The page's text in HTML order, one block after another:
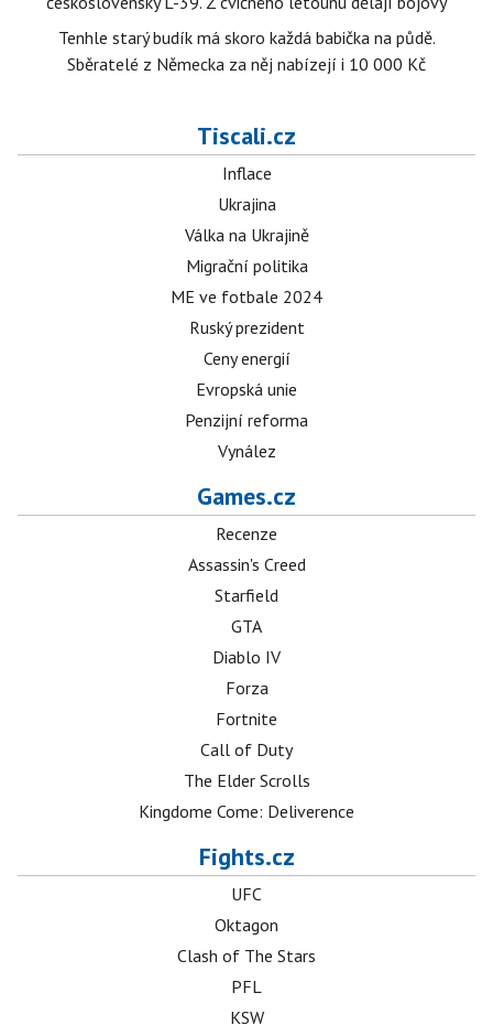
Tenhle starý budík má skoro každá babička na půdě.
Sběratelé z Německa za něj nabízejí i 10 000 Kč
Tiscali.cz
Inflace
Ukrajina
Válka na Ukrajině
Migrační politika
ME ve fotbale 2024
Ruský prezident
Ceny energií
Evropská unie
Penzijní reforma
Vynález
Games.cz
Recenze
Assassin's Creed
Starfield
GTA
Diablo IV
Forza
Fortnite
Call of Duty
The Elder Scrolls
Kingdome Come: Deliverence
Fights.cz
UFC
Oktagon
Clash of The Stars
PFL
KSW